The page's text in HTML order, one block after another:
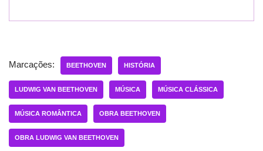
Marcações: BEETHOVEN HISTÓRIA
LUDWIG VAN BEETHOVEN MÚSICA MÚSICA CLÁSSICA
MÚSICA ROMÂNTICA OBRA BEETHOVEN
OBRA LUDWIG VAN BEETHOVEN